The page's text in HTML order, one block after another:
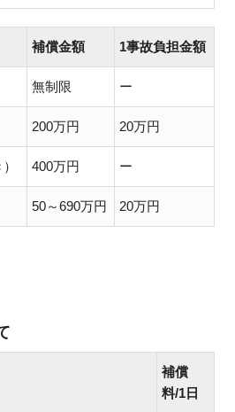
補償金額 1事故負担金額
無制限 ー
200万円 20万円
400万円 ー
50～690万円 20万円
補償
料/1日